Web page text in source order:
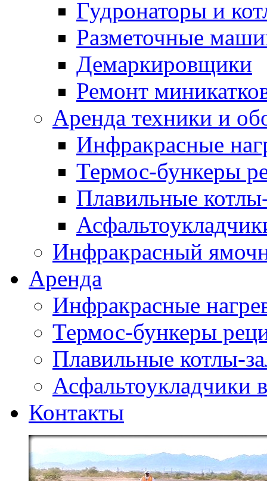
Гудронаторы и
Разметочные
Демаркировщики
Ремонт
Аренда техники и
Инфракрасные
Термос-бункеры
Плавильные
Инфракрасный
Аренда
Инфракрасные
Термос-бункеры
Плавильные котлы-
Асфальтоукладчики
Контакты